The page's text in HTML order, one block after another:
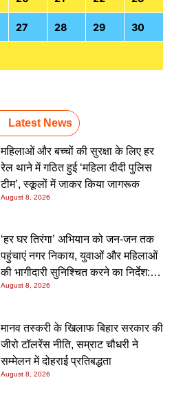
27 28 29 30
Latest News
महिलाओं और बच्चों की सुरक्षा के लिए हर
रेल थाने में गठित हुई ‘महिला दीदी पुलिस
टीम’, स्कूलों में जाकर किया जागरूक
August 8, 2026
‘हर घर तिरंगा’ अभियान को जन-जन तक
पहुंचाएं नगर निकाय, युवाओं और महिलाओं
की भागीदारी सुनिश्चित करने का निर्देश:
नीतीश मिश्रा
August 8, 2026
मानव तस्करी के खिलाफ बिहार सरकार की
जीरो टॉलरेंस नीति, सम्राट चौधरी ने
सम्मेलन में दोहराई प्रतिबद्धता
August 8, 2026